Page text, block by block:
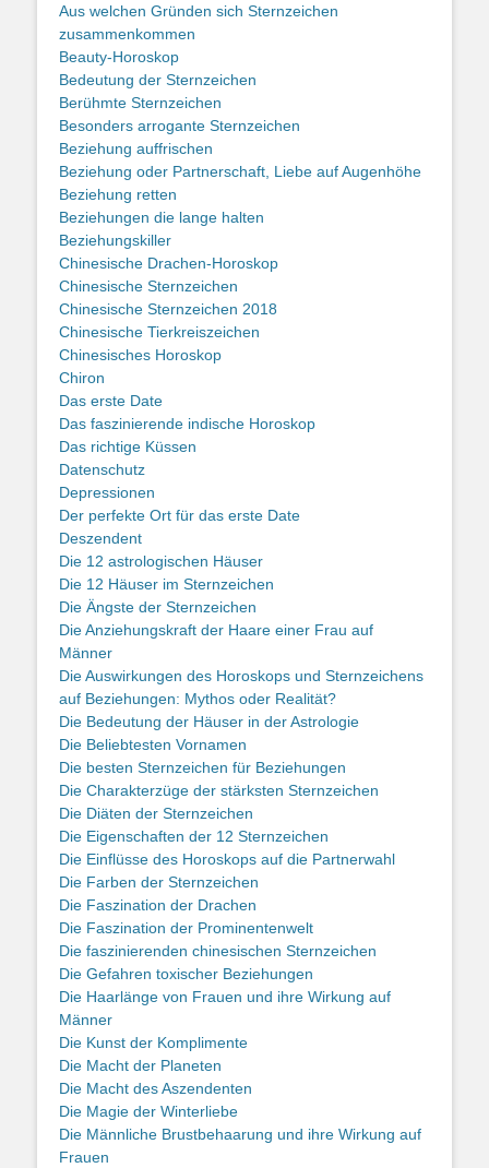
Aus welchen Gründen sich Sternzeichen
zusammenkommen
Beauty-Horoskop
Bedeutung der Sternzeichen
Berühmte Sternzeichen
Besonders arrogante Sternzeichen
Beziehung auffrischen
Beziehung oder Partnerschaft, Liebe auf Augenhöhe
Beziehung retten
Beziehungen die lange halten
Beziehungskiller
Chinesische Drachen-Horoskop
Chinesische Sternzeichen
Chinesische Sternzeichen 2018
Chinesische Tierkreiszeichen
Chinesisches Horoskop
Chiron
Das erste Date
Das faszinierende indische Horoskop
Das richtige Küssen
Datenschutz
Depressionen
Der perfekte Ort für das erste Date
Deszendent
Die 12 astrologischen Häuser
Die 12 Häuser im Sternzeichen
Die Ängste der Sternzeichen
Die Anziehungskraft der Haare einer Frau auf
Männer
Die Auswirkungen des Horoskops und Sternzeichens
auf Beziehungen: Mythos oder Realität?
Die Bedeutung der Häuser in der Astrologie
Die Beliebtesten Vornamen
Die besten Sternzeichen für Beziehungen
Die Charakterzüge der stärksten Sternzeichen
Die Diäten der Sternzeichen
Die Eigenschaften der 12 Sternzeichen
Die Einflüsse des Horoskops auf die Partnerwahl
Die Farben der Sternzeichen
Die Faszination der Drachen
Die Faszination der Prominentenwelt
Die faszinierenden chinesischen Sternzeichen
Die Gefahren toxischer Beziehungen
Die Haarlänge von Frauen und ihre Wirkung auf
Männer
Die Kunst der Komplimente
Die Macht der Planeten
Die Macht des Aszendenten
Die Magie der Winterliebe
Die Männliche Brustbehaarung und ihre Wirkung auf
Frauen